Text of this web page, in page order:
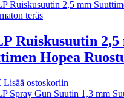
Ruiskusuutin 2,5
Hopea
Lisää ostoskoriin